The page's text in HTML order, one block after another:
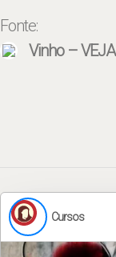
Fonte:
Vinho – VEJA
Cursos